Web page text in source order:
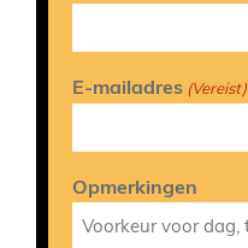
E-mailadres (Vereist)
Opmerkingen